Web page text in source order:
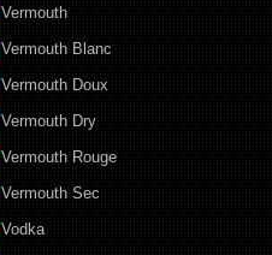
Vermouth
Vermouth Blanc
Vermouth Doux
Vermouth Dry
Vermouth Rouge
Vermouth Sec
Vodka